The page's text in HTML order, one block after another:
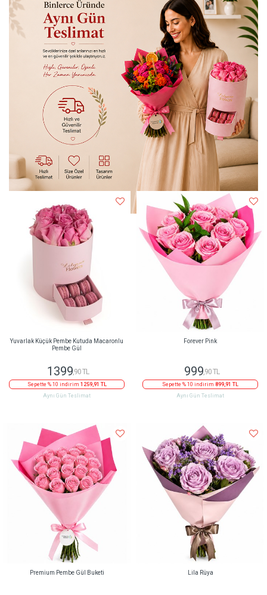
Yuvarlak Küçük Pembe Kutuda Macaronlu
Pembe Gül
1399 ,90 TL
Sepette % 10 indirim 1259,91 TL
Aynı Gün Teslimat
Forever Pink
999,90 TL
Sepette % 10 indirim 899,91 TL
Aynı Gün Teslimat
Premium Pembe Gül Buketi Lila Rüya